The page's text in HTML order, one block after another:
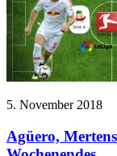
5. November 2018
Agüero,